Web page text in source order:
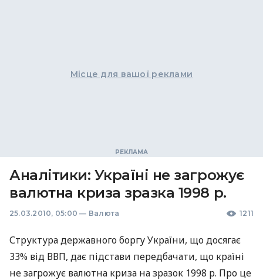
Місце для вашої реклами
Аналітики: Україні не загрожує
валютна криза зразка 1998 р.
25.03.2010, 05:00 — Валюта 1211
Структура державного боргу України, що досягає
33% від ВВП, дає підстави передбачати, що країні
не загрожує валютна криза на зразок 1998 р. Про це